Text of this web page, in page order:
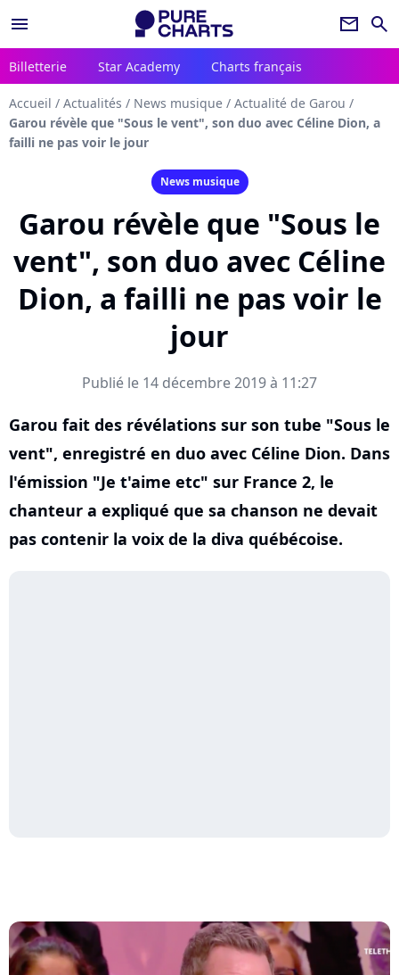
menu newsletter search
Billetterie Star Academy Charts français
Accueil / Actualités / News musique / Actualité de Garou /
Garou révèle que "Sous le vent", son duo avec Céline Dion, a
failli ne pas voir le jour
News musique
Garou révèle que "Sous le
vent", son duo avec Céline
Dion, a failli ne pas voir le
jour
Publié le 14 décembre 2019 à 11:27
Garou fait des révélations sur son tube "Sous le
vent", enregistré en duo avec Céline Dion. Dans
l'émission "Je t'aime etc" sur France 2, le
chanteur a expliqué que sa chanson ne devait
pas contenir la voix de la diva québécoise.